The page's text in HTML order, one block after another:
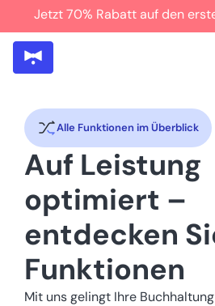
Jetzt 70% Rabatt auf den
Alle Funktionen im Überblick
Auf Leistung
optimiert –
entdecken
Funktionen
Mit uns gelingt Ihre